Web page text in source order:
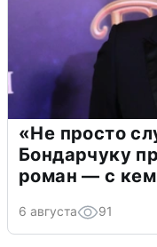
«Не просто
Бондарчуку
роман — с кем
6 августа 91